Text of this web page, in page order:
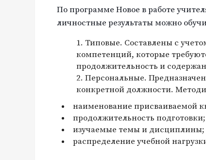
По программе Новое в работе
личностные результаты можно
Типовые. Составлены с
компетенций, которые
продолжительность и
Персональные.
конкретной должности.
наименование присваиваемой
продолжительность подготовки;
изучаемые темы и дисциплины;
распределение учебной